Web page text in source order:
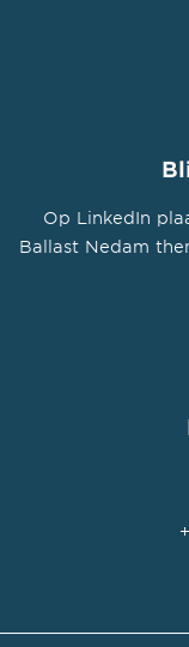
Op LinkedIn
Ballast Nedam